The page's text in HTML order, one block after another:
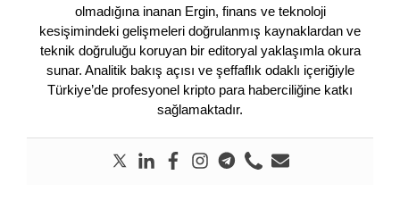
olmadığına inanan Ergin, finans ve teknoloji
kesişimindeki gelişmeleri doğrulanmış kaynaklardan ve
teknik doğruluğu koruyan bir editoryal yaklaşımla okura
sunar. Analitik bakış açısı ve şeffaflık odaklı içeriğiyle
Türkiye’de profesyonel kripto para haberciliğine katkı
sağlamaktadır.